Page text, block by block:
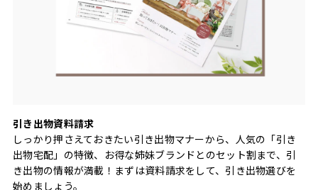
引き出物資料請求
しっかり押さえておきたい引き出物マナーから、人気の「引き
出物宅配」の特徴、お得な姉妹ブランドとのセット割まで、引
き出物の情報が満載！まずは資料請求をして、引き出物選びを
始めましょう。